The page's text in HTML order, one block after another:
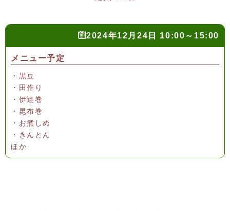
2024年12月24日 10:00～15:00
メニュー予定
・黒豆
・田作り
・伊達巻
・昆布巻
・お煮しめ
・きんとん
ほか